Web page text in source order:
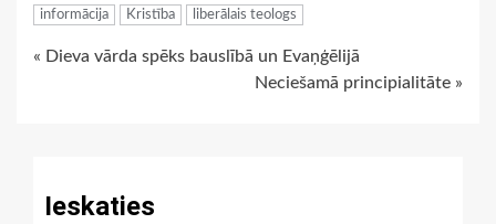
informācija
Kristība liberālais teologs
Continue
« Dieva vārda spēks bauslībā un Evaņģēlijā
Neciešamā principialitāte »
Ieskaties